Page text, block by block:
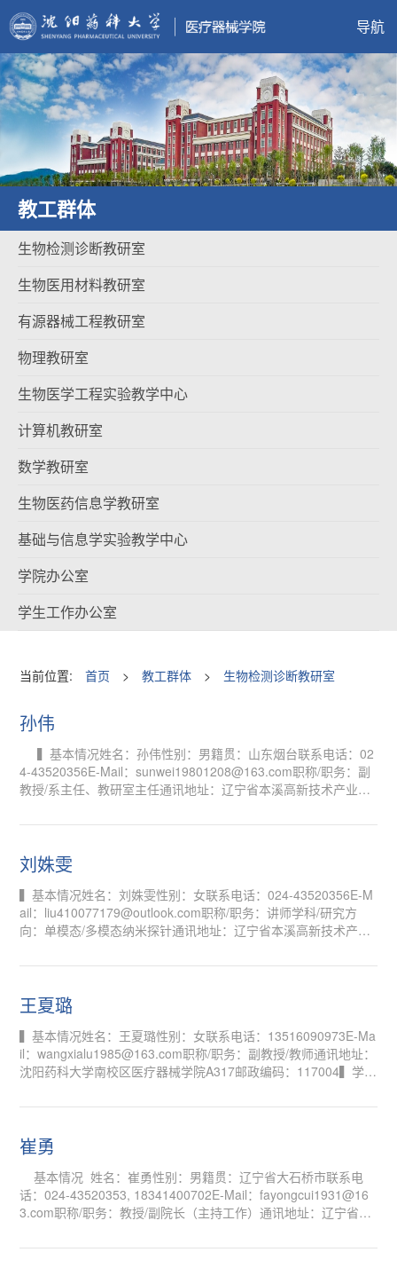
导航
教工群体
生物检测诊断教研室
生物医用材料教研室
有源器械工程教研室
物理教研室
生物医学工程实验教学中心
计算机教研室
数学教研室
生物医药信息学教研室
基础与信息学实验教学中心
学院办公室
学生工作办公室
当前位置: 首页 > 教工群体 > 生物检测诊断教研室
孙伟
▍基本情况姓名：孙伟性别：男籍贯：山东烟台联系电话：02
4-43520356E-Mail：sunwei19801208@163.com职称/职务：副
教授/系主任、教研室主任通讯地址：辽宁省本溪高新技术产业开
历： 2005/06-2012/06，沈阳药科大学，制药工程学院，合成药
学，药学院，药学（英语），本科；工作经历：2012/08-2017/1
2，沈阳药科大学，...
刘姝雯
▍基本情况姓名：刘姝雯性别：女联系电话：024-43520356E-M
ail：liu410077179@outlook.com职称/职务：讲师学科/研究方
向：单模态/多模态纳米探针通讯地址：辽宁省本溪高新技术产业
9-2018.08 韩国国立庆北大学 应用化学系 学士2018.09-2023.08
大学 医疗器械学院▍科研/获奖情况▍发表论文/出版著作发表论
文1....
王夏璐
▍基本情况姓名：王夏璐性别：女联系电话：13516090973E-Ma
il：wangxialu1985@163.com职称/职务：副教授/教师通讯地址：
沈阳药科大学南校区医疗器械学院A317邮政编码：117004▍学
学，博士，导师：张景海2008/09 - 2010/07，沈阳药科大学，微
科大学，生命科学与技术，学士2017/12 –至今，沈阳药科大学，
医疗器械学院，...
崔勇
基本情况 姓名：崔勇性别：男籍贯：辽宁省大石桥市联系电
话：024-43520353, 18341400702E-Mail：fayongcui1931@16
3.com职称/职务：教授/副院长（主持工作）通讯地址：辽宁省本
作经历教育经历：2005年07月毕业于沈阳药科大学制药工程学院